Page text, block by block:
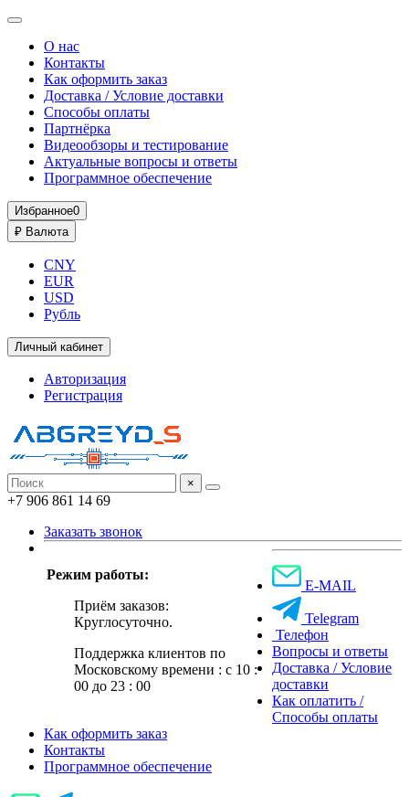
О нас
Контакты
Как оформить заказ
Доставка / Условие доставки
Способы оплаты
Партнёрка
Видеообзоры и тестирование
Актуальные вопросы и ответы
Программное обеспечение
Избранное0
₽ Валюта
CNY
EUR
USD
Рубль
Личный кабинет
Авторизация
Регистрация
×
+7 906 861 14 69
Заказать звонок
Режим работы:
Приём заказов:
Круглосуточно.
Поддержка клиентов по
Московскому времени : с 10 :
00 до 23 : 00
E-MAIL
Telegram
Телефон
Вопросы и ответы
Доставка / Условие
доставки
Как оплатить /
Способы оплаты
Как оформить заказ
Контакты
Программное обеспечение